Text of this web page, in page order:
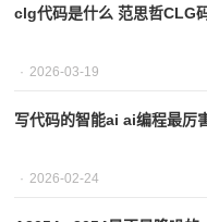
clg代码是什么 范思哲CLG
2026-03-19
写代码的智能ai ai编程最厉
2026-02-24